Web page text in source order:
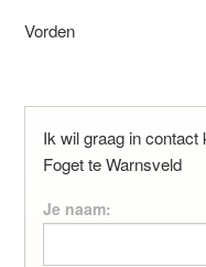
Vorden
Ik wil graag in
Foget te Warnsveld
Je naam: